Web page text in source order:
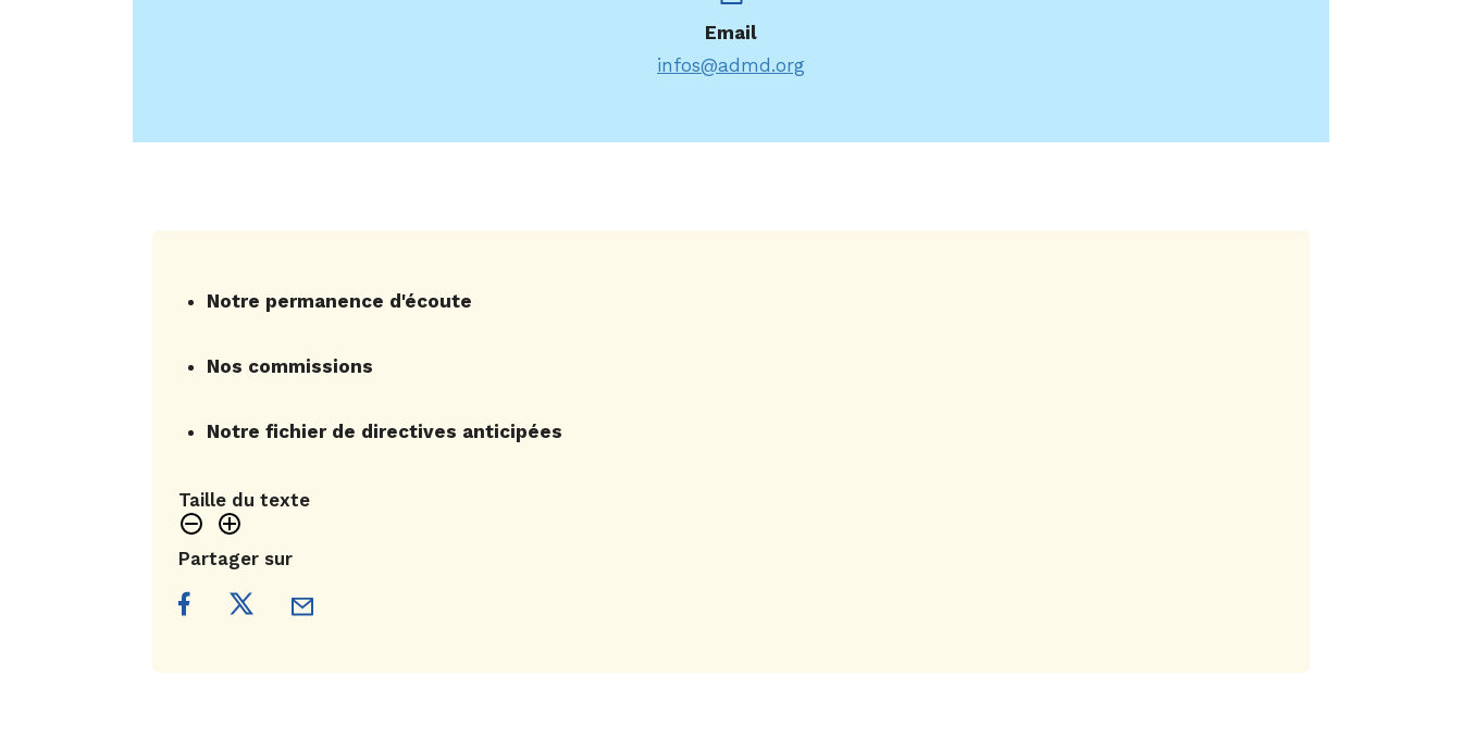
Email
infos@admd.org
Notre permanence d'écoute
Nos commissions
Notre fichier de directives anticipées
Taille du texte
Partager sur